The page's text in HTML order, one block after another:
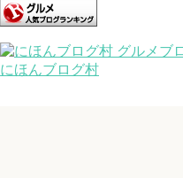
にほんブログ村